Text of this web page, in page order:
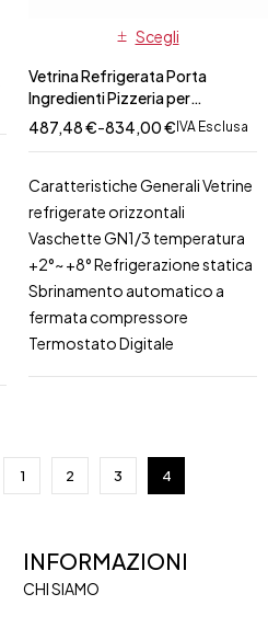
Scegli
Vetrina Refrigerata Porta
Ingredienti Pizzeria per
Vaschette GN1/3-Misure varie-
prof. 395mm
487,48€-834,00€IVA Esclusa
Caratteristiche Generali Vetrine
refrigerate orizzontali
Vaschette GN1/3 temperatura
+2°~ +8° Refrigerazione statica
Sbrinamento automatico a
fermata compressore
Termostato Digitale
1 2 3 4
INFORMAZIONI
CHI SIAMO